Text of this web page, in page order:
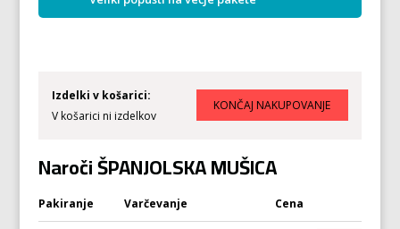
Izdelki v košarici:
V košarici ni izdelkov
Naroči ŠPANJOLSKA MUŠICA
Pakiranje Varčevanje Cena